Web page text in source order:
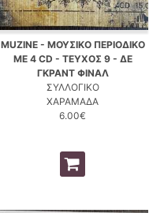
MUZINE - ΜΟΥΣΙΚΟ ΠΕΡΙΟΔΙΚΟ
ΜΕ 4 CD - ΤΕΥΧΟΣ 9 - ΔΕ
ΓΚΡΑΝΤ ΦΙΝΑΛ
ΣΥΛΛΟΓΙΚΟ
ΧΑΡΑΜΑΔΑ
6.00€